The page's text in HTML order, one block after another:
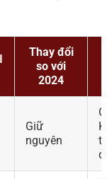
Thay đổi
so với
2024
Giữ
nguyên